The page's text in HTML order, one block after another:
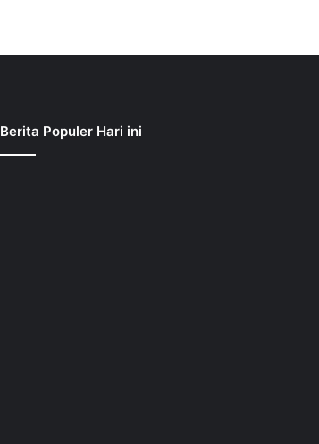
Berita Populer Hari ini